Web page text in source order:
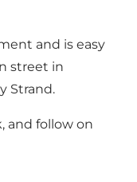
and is easy
street in
Strand.
, and follow on